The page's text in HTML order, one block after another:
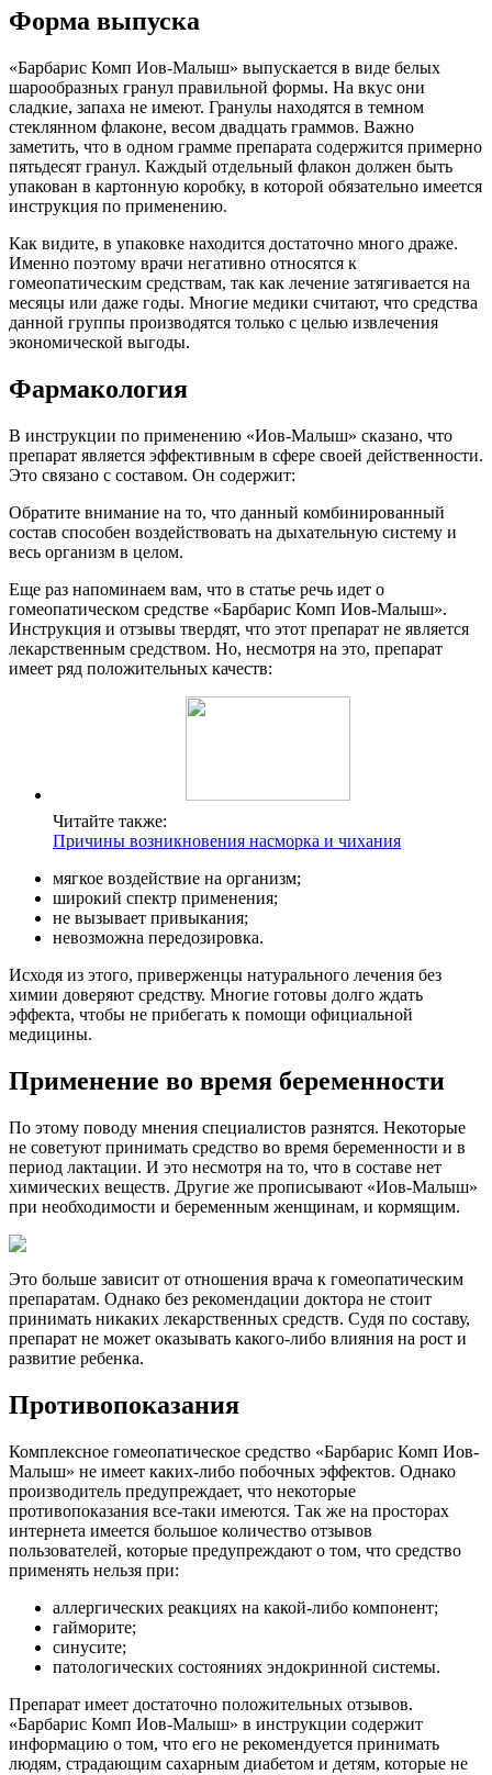
Форма выпуска
«Барбарис Комп Иов-Малыш» выпускается в виде белых
шарообразных гранул правильной формы. На вкус они
сладкие, запаха не имеют. Гранулы находятся в темном
стеклянном флаконе, весом двадцать граммов. Важно
заметить, что в одном грамме препарата содержится примерно
пятьдесят гранул. Каждый отдельный флакон должен быть
упакован в картонную коробку, в которой обязательно имеется
инструкция по применению.
Как видите, в упаковке находится достаточно много драже.
Именно поэтому врачи негативно относятся к
гомеопатическим средствам, так как лечение затягивается на
месяцы или даже годы. Многие медики считают, что средства
данной группы производятся только с целью извлечения
экономической выгоды.
Фармакология
В инструкции по применению «Иов-Малыш» сказано, что
препарат является эффективным в сфере своей действенности.
Это связано с составом. Он содержит:
Обратите внимание на то, что данный комбинированный
состав способен воздействовать на дыхательную систему и
весь организм в целом.
Еще раз напоминаем вам, что в статье речь идет о
гомеопатическом средстве «Барбарис Комп Иов-Малыш».
Инструкция и отзывы твердят, что этот препарат не является
лекарственным средством. Но, несмотря на это, препарат
имеет ряд положительных качеств:
Читайте также:
Причины возникновения насморка и чихания
мягкое воздействие на организм;
широкий спектр применения;
не вызывает привыкания;
невозможна передозировка.
Исходя из этого, приверженцы натурального лечения без
химии доверяют средству. Многие готовы долго ждать
эффекта, чтобы не прибегать к помощи официальной
медицины.
Применение во время беременности
По этому поводу мнения специалистов разнятся. Некоторые
не советуют принимать средство во время беременности и в
период лактации. И это несмотря на то, что в составе нет
химических веществ. Другие же прописывают «Иов-Малыш»
при необходимости и беременным женщинам, и кормящим.
Это больше зависит от отношения врача к гомеопатическим
препаратам. Однако без рекомендации доктора не стоит
принимать никаких лекарственных средств. Судя по составу,
препарат не может оказывать какого-либо влияния на рост и
развитие ребенка.
Противопоказания
Комплексное гомеопатическое средство «Барбарис Комп Иов-
Малыш» не имеет каких-либо побочных эффектов. Однако
производитель предупреждает, что некоторые
противопоказания все-таки имеются. Так же на просторах
интернета имеется большое количество отзывов
пользователей, которые предупреждают о том, что средство
применять нельзя при:
аллергических реакциях на какой-либо компонент;
гайморите;
синусите;
патологических состояниях эндокринной системы.
Препарат имеет достаточно положительных отзывов.
«Барбарис Комп Иов-Малыш» в инструкции содержит
информацию о том, что его не рекомендуется принимать
людям, страдающим сахарным диабетом и детям, которые не